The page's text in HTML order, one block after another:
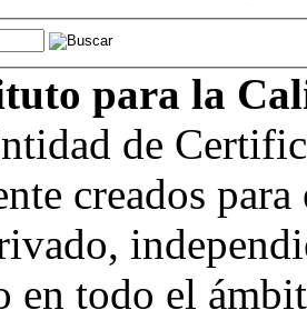
para la
de
creados
en todo el